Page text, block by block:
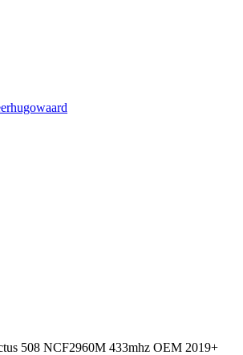
508 NCF2960M 433mhz OEM 2019+